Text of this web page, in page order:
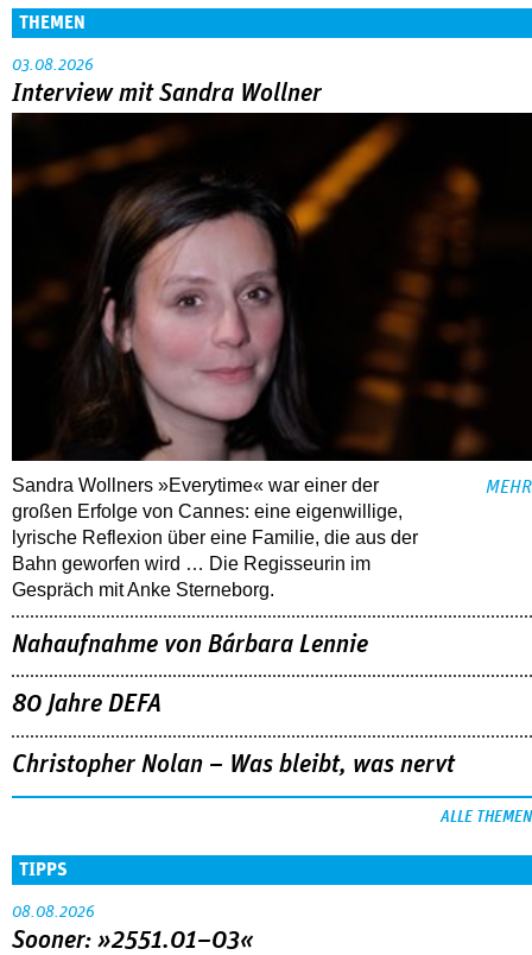
THEMEN
03.08.2026
Interview mit Sandra Wollner
Sandra Wollners »Everytime« war einer der
großen Erfolge von Cannes: eine eigenwillige,
lyrische Reflexion über eine ­Familie, die aus der
Bahn geworfen wird … Die Regisseurin im
Gespräch mit Anke Sterneborg.
MEHR
Nahaufnahme von Bárbara Lennie
80 Jahre DEFA
Christopher Nolan – Was bleibt, was nervt
ALLE THEMEN
TIPPS
08.08.2026
Sooner: »2551.01–03«